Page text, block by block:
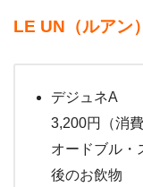
LE UN（ルアン
デジュネA
3,200円（消
オードブル・
後のお飲物